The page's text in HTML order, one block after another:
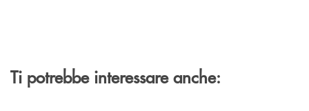
Ti potrebbe interessare anche: